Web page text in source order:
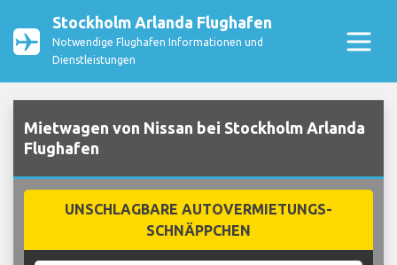
Stockholm Arlanda Flughafen
Notwendige Flughafen Informationen und
Dienstleistungen
Mietwagen von Nissan bei Stockholm Arlanda
Flughafen
UNSCHLAGBARE AUTOVERMIETUNGS-
SCHNÄPPCHEN